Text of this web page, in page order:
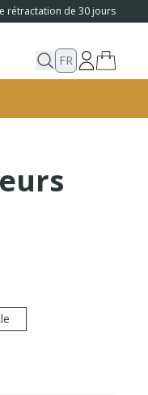
rétractation de 30 jours
FR